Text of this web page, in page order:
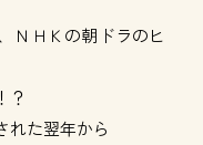
ＮＨＫの朝ドラのヒ
？
れた翌年から